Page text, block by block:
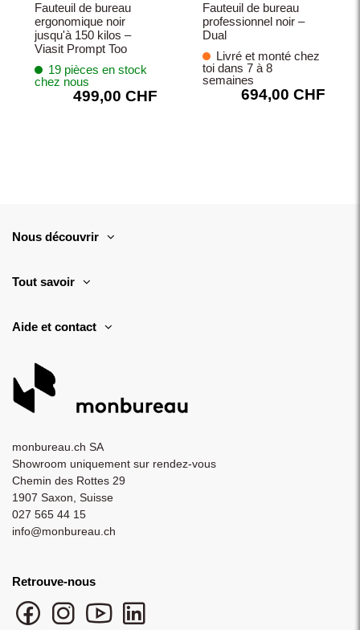
Fauteuil de bureau
ergonomique noir
jusqu'à 150 kilos –
Viasit Prompt Too
19 pièces en stock
chez nous
499,00 CHF
Fauteuil de bureau
professionnel noir –
Dual
Livré et monté chez
toi dans 7 à 8
semaines
694,00 CHF
Nous découvrir
Tout savoir
Aide et contact
monbureau.ch SA
Showroom uniquement sur rendez-vous
Chemin des Rottes 29
1907 Saxon, Suisse
027 565 44 15
info@monbureau.ch
Retrouve-nous
Facebook monbureau
Instagram monbureau
YouTube monbureau